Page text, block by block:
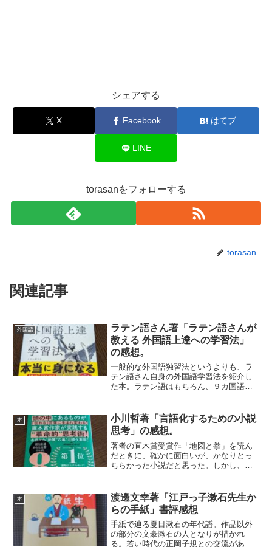
シェアする
X Facebook はてブ
LINE
torasanをフォローする
torasan
関連記事
外国語
ラテン語さん著「ラテン語さんが
教える 外国語上達への学習法」
の感想。
一般的な外国語独習法というよりも、ラ
テン語さん自身の外国語学習法を紹介し
た本。ラテン語はもちろん、９カ国語に
の選び方、単語の覚え方、学習環境の整
え方など。９カ国語それぞ...
本
小川哲著「言語化するための小説
思考」の感想。
著者の直木賞受賞作「地図と拳」を読ん
だときに、確かに面白いが、かなりとっ
ちらかった小説だと思った。しかし、決
いう印象を受けた。まるで、暴れ馬をう
まく乗りこなしているかの...
本
渡邊文幸著「江戸っ子漱石先生か
らの手紙」書評感想
手紙で辿る夏目漱石の年代譜。作品以外
の部分の文豪漱石の人となりが描かれ
る。若い時代の正岡子規との交流があっ